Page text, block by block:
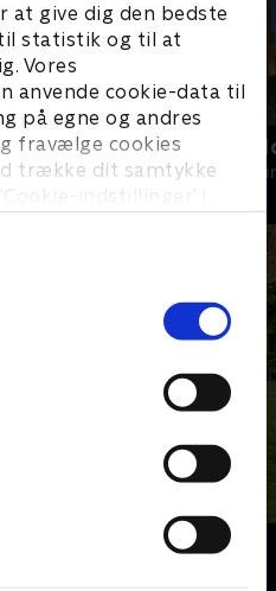
give dig den bedste
til statistik og til at
Vores
anvende cookie-data til
på egne og andres
fravælge cookies
trække dit samtykke
indstillinger’ i
Inspector
Krimi &